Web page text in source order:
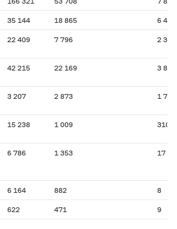
35 144 18 865 6 445
22 409 7 796 2 312
42 215 22 169 3 842
3 207 2 873 1 721
15 238 1 009 310
6 786 1 353 17
6 164 882 8
622 471 9